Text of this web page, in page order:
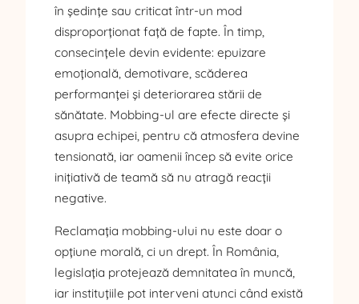
în ședințe sau criticat într-un mod
disproporționat față de fapte. În timp,
consecințele devin evidente: epuizare
emoțională, demotivare, scăderea
performanței și deteriorarea stării de
sănătate. Mobbing-ul are efecte directe și
asupra echipei, pentru că atmosfera devine
tensionată, iar oamenii încep să evite orice
inițiativă de teamă să nu atragă reacții
negative.
Reclamația mobbing-ului nu este doar o
opțiune morală, ci un drept. În România,
legislația protejează demnitatea în muncă,
iar instituțiile pot interveni atunci când există